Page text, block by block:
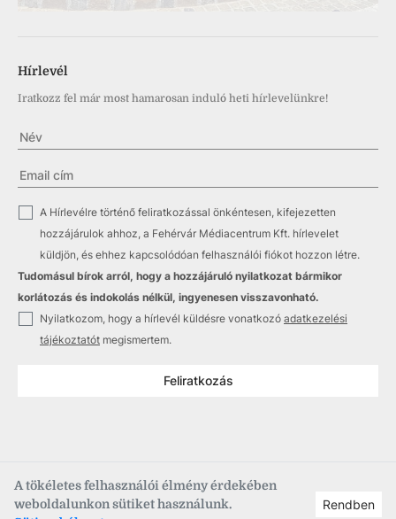
A tökéletes felhasználói élmény érdekében
weboldalunkon sütiket használunk.
Rendben
Hírlevél
Iratkozz fel már most hamarosan induló heti hírlevelünkre!
✓
A Hírlevélre történő feliratkozással önkéntesen, kifejezetten
hozzájárulok ahhoz, a Fehérvár Médiacentrum Kft. hírlevelet
küldjön, és ehhez kapcsolódóan felhasználói fiókot hozzon létre.
Tudomásul bírok arról, hogy a hozzájáruló nyilatkozat bármikor
korlátozás és indokolás nélkül, ingyenesen visszavonható.
✓ Nyilatkozom, hogy a hírlevél küldésre vonatkozó adatkezelési
tájékoztatót megismertem.
Feliratkozás
Copyright © 2021–2026 Fehérvár Médiacentrum, fmc.hu